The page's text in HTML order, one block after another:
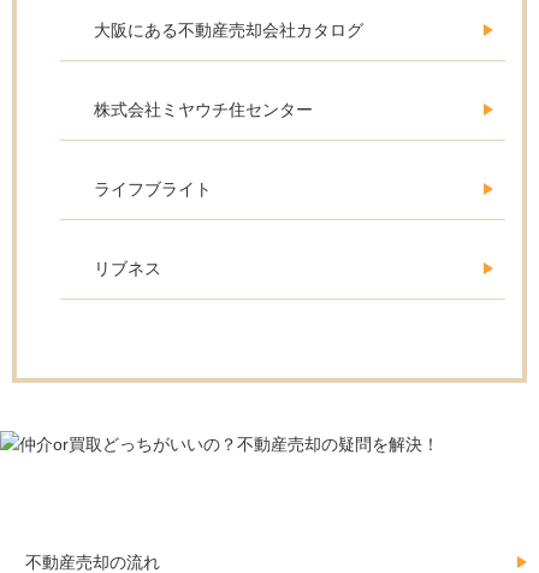
大阪にある不動産売却会社カタログ
株式会社ミヤウチ住センター
ライフブライト
リブネス
不動産売却の流れ